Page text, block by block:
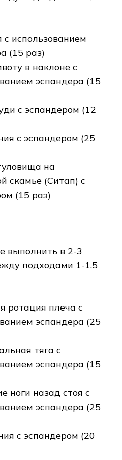
использованием
(15 раз)
в наклоне с
эспандера (15
с эспандером (12
с эспандером (25
на
скамье (Ситап) с
(15 раз)
выполнить в 2-3
подходами 1-1,5
ротация плеча с
эспандера (25
тяга с
эспандера (15
ноги назад стоя с
эспандера (25
с эспандером (20